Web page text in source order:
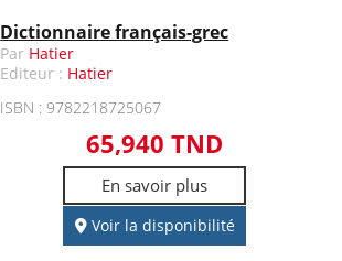
Dictionnaire français-grec
Par Hatier
Editeur : Hatier
ISBN : 9782218725067
65,940 TND
En savoir plus
Voir la disponibilité